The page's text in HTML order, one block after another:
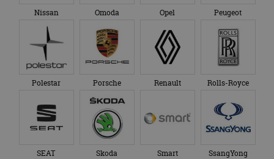
Nissan Omoda Opel Peugeot
Polestar Porsche Renault Rolls-Royce
SEAT Skoda Smart SsangYong